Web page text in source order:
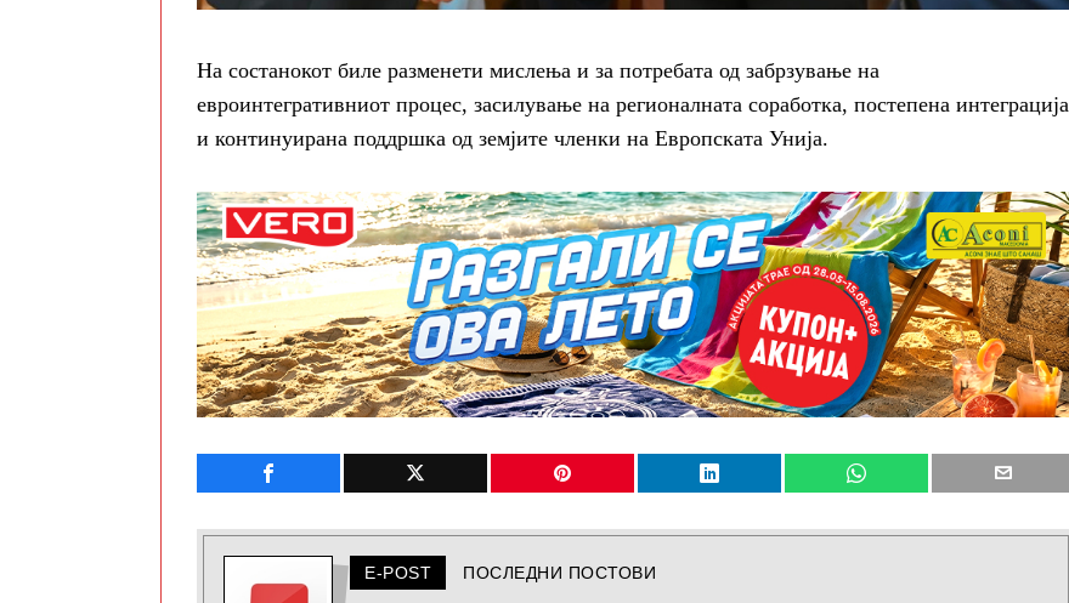
На состанокот биле разменети мислења и за потребата од забрзување на
евроинтегративниот процес, засилување на регионалната соработка, постепена интеграција
и континуирана поддршка од земјите членки на Европската Унија.
E-POST ПОСЛЕДНИ ПОСТОВИ